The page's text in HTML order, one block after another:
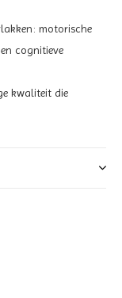
motorische
cognitieve
kwaliteit die